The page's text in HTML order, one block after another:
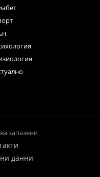
запазени
данни